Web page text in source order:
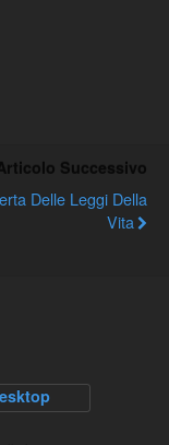
Successivo
Delle Leggi Della
Vita